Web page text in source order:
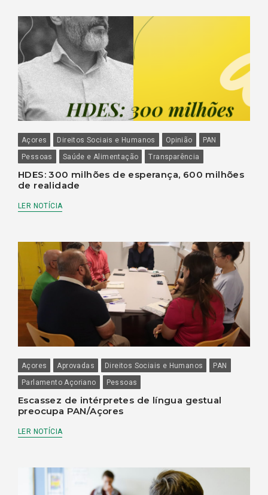
Açores Direitos Sociais e Humanos Opinião
PAN
Pessoas
Saúde e Alimentação Transparência
HDES: 300 milhões de esperança, 600 milhões
de realidade
LER NOTÍCIA
Açores Aprovadas Direitos Sociais e Humanos
PAN
Parlamento Açoriano
Pessoas
Escassez de intérpretes de língua gestual
preocupa PAN/Açores
LER NOTÍCIA